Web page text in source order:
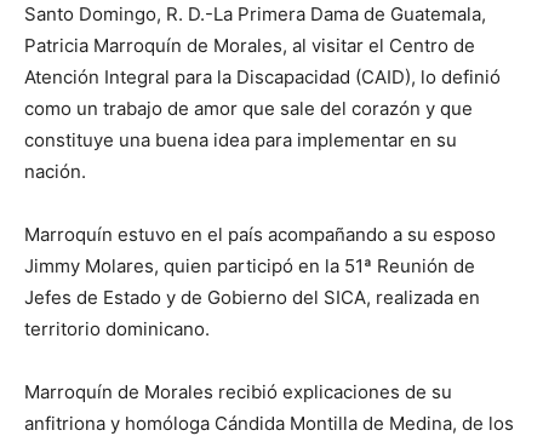
Santo Domingo, R. D.-La Primera Dama de Guatemala,
Patricia Marroquín de Morales, al visitar el Centro de
Atención Integral para la Discapacidad (CAID), lo definió
como un trabajo de amor que sale del corazón y que
constituye una buena idea para implementar en su
nación.
Marroquín estuvo en el país acompañando a su esposo
Jimmy Molares, quien participó en la 51ª Reunión de
Jefes de Estado y de Gobierno del SICA, realizada en
territorio dominicano.
Marroquín de Morales recibió explicaciones de su
anfitriona y homóloga Cándida Montilla de Medina, de los